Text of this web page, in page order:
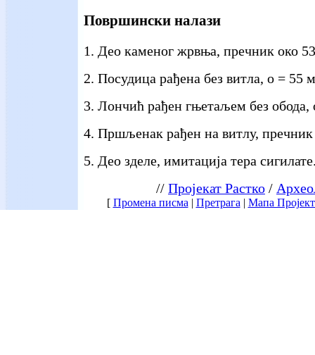
Површински налази
1. Део каменог жрвња, пречник око
2. Посудица рађена без витла, о = 55
3. Лончић рађен гњетаљем без
4. Пршљенак рађен на витлу,
5. Део зделе, имитација тера
// Пројекат Растко /
[ Промена писма | Претрага | Мапа